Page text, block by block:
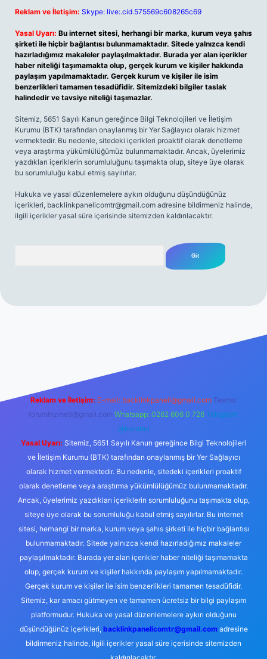
Reklam ve İletişim: Skype: live:.cid.575569c608265c69
Yasal Uyarı: Bu internet sitesi, herhangi bir marka, kurum veya şahıs
şirketi ile hiçbir bağlantısı bulunmamaktadır. Sitede yalnızca kendi
hazırladığımız makaleler paylaşılmaktadır. Burada yer alan içerikler
haber niteliği taşımamakta olup, gerçek kurum ve kişiler hakkında
paylaşım yapılmamaktadır. Gerçek kurum ve kişiler ile isim
benzerlikleri tamamen tesadüfidir. Sitemizdeki bilgiler taslak
halindedir ve tavsiye niteliği taşımazlar.
Sitemiz, 5651 Sayılı Kanun gereğince Bilgi Teknolojileri ve İletişim
Kurumu (BTK) tarafından onaylanmış bir Yer Sağlayıcı olarak hizmet
vermektedir. Bu nedenle, sitedeki içerikleri proaktif olarak denetleme
veya araştırma yükümlülüğümüz bulunmamaktadır. Ancak, üyelerimiz
yazdıkları içeriklerin sorumluluğunu taşımakta olup, siteye üye olarak
bu sorumluluğu kabul etmiş sayılırlar.
Hukuka ve yasal düzenlemelere aykırı olduğunu düşündüğünüz
içerikleri, backlinkpanelicomtr@gmail.com adresine bildirmeniz halinde,
ilgili içerikler yasal süre içerisinde sitemizden kaldırılacaktır.
Reklam ve İletişim: E-mail: backlinkpaneli@gmail.com Teams:
forumhizmeti@gmail.com Whatsapp: 0262 606 0 726 Telegram:
@karabul
Yasal Uyarı: Sitemiz, 5651 Sayılı Kanun gereğince Bilgi Teknolojileri
ve İletişim Kurumu (BTK) tarafından onaylanmış bir Yer Sağlayıcı
olarak hizmet vermektedir. Bu nedenle, sitedeki içerikleri proaktif
olarak denetleme veya araştırma yükümlülüğümüz bulunmamaktadır.
Ancak, üyelerimiz yazdıkları içeriklerin sorumluluğunu taşımakta olup,
siteye üye olarak bu sorumluluğu kabul etmiş sayılırlar. Bu internet
sitesi, herhangi bir marka, kurum veya şahıs şirketi ile hiçbir bağlantısı
bulunmamaktadır. Sitede yalnızca kendi hazırladığımız makaleler
paylaşılmaktadır. Burada yer alan içerikler haber niteliği taşımamakta
olup, gerçek kurum ve kişiler hakkında paylaşım yapılmamaktadır.
Gerçek kurum ve kişiler ile isim benzerlikleri tamamen tesadüfidir.
Sitemiz, kar amacı gütmeyen ve tamamen ücretsiz bir bilgi paylaşım
platformudur. Hukuka ve yasal düzenlemelere aykırı olduğunu
düşündüğünüz içerikleri, backlinkpanelicomtr@gmail.comadresine
bildirmeniz halinde, ilgili içerikler yasal süre içerisinde sitemizden